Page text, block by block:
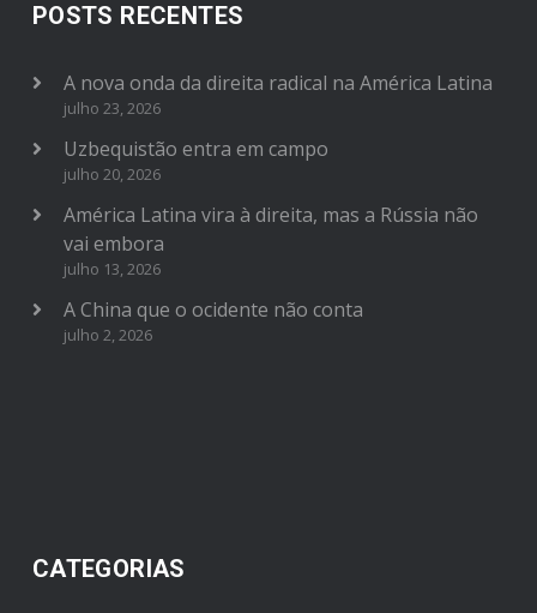
POSTS RECENTES
A nova onda da direita radical na América Latina
julho 23, 2026
Uzbequistão entra em campo
julho 20, 2026
América Latina vira à direita, mas a Rússia não
vai embora
julho 13, 2026
A China que o ocidente não conta
julho 2, 2026
CATEGORIAS